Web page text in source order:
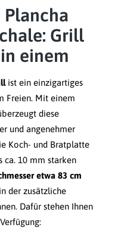
Plancha
Grill
einem
ist ein einzigartiges
Freien. Mit einem
diese
und angenehmer
Koch- und Bratplatte
ca. 10 mm starken
etwa 83 cm
der zusätzliche
Dafür stehen Ihnen